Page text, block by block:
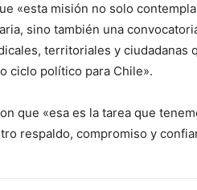
«esta misión no solo
sino también una
territoriales y ciudadanas
ciclo político para Chile».
que «esa es la tarea que
respaldo, compromiso y